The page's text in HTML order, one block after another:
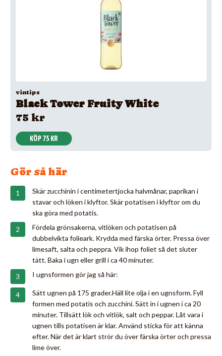
vintips
Black Tower Fruity White
75 kr
KÖP 75 KR
Gör så här
Skär zucchinin i centimetertjocka halvmånar, paprikan i
stavar och löken i klyftor. Skär potatisen i klyftor om du
ska göra med potatis.
Fördela grönsakerna, vitlöken och potatisen på
dubbelvikta folieark. Krydda med färska örter. Pressa över
limesaft, salta och peppra. Vik ihop foliet så det sluter
tätt. Baka i ugn eller grill i ca 40 minuter.
I ugnsformen gör jag så här:
Sätt ugnen på 175 grader.Häll lite olja i en ugnsform. Fyll
formen med potatis och zucchini. Sätt in i ugnen ï ca 20
minuter. Tillsätt lök och vitlök, salt och peppar. Låt vara i
ugnen tills potatisen är klar. Använd sticka för att känna
efter. När det är klart strör du över färska örter och pressa
lime över.